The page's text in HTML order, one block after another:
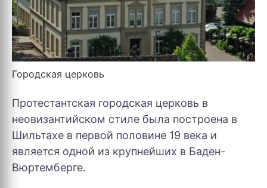
Городская церковь
Протестантская городская церковь в
неовизантийском стиле была построена в
Шильтахе в первой половине 19 века и
является одной из крупнейших в Баден-
Вюртемберге.